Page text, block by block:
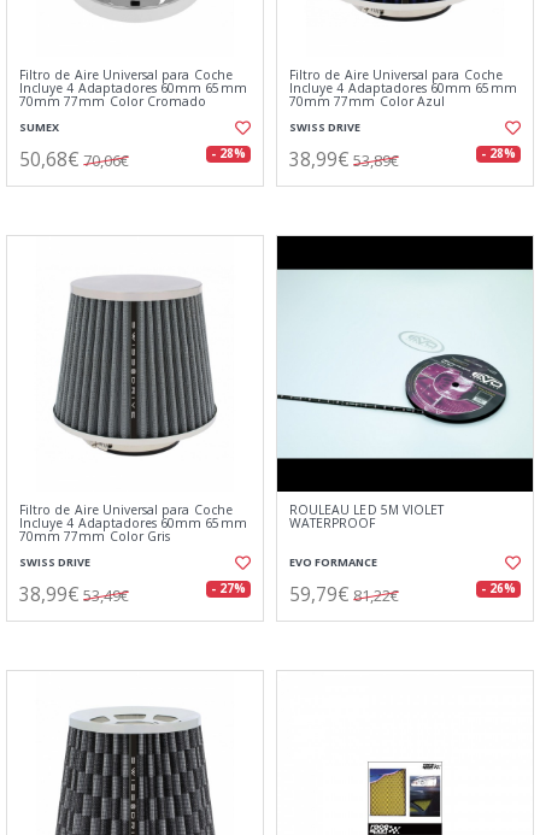
Filtro de Aire Universal para Coche
Incluye 4 Adaptadores 60mm 65mm
70mm 77mm Color Cromado
SUMEX
50,68€ 70,06€ - 28%
Filtro de Aire Universal para Coche
Incluye 4 Adaptadores 60mm 65mm
70mm 77mm Color Azul
SWISS DRIVE
38,99€ 53,89€ - 28%
Filtro de Aire Universal para Coche
Incluye 4 Adaptadores 60mm 65mm
70mm 77mm Color Gris
SWISS DRIVE
38,99€ 53,49€ - 27%
ROULEAU LED 5M VIOLET
WATERPROOF
EVO FORMANCE
59,79€ 81,22€ - 26%